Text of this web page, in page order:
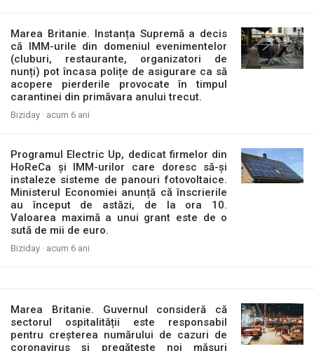
Marea Britanie. Instanța Supremă a decis
că IMM-urile din domeniul evenimentelor
(cluburi, restaurante, organizatori de
nunți) pot încasa polițe de asigurare ca să
acopere pierderile provocate în timpul
carantinei din primăvara anului trecut.
Biziday · acum 6 ani
Programul Electric Up, dedicat firmelor din
HoReCa și IMM-urilor care doresc să-și
instaleze sisteme de panouri fotovoltaice.
Ministerul Economiei anunță că înscrierile
au început de astăzi, de la ora 10.
Valoarea maximă a unui grant este de o
sută de mii de euro.
Biziday · acum 6 ani
Marea Britanie. Guvernul consideră că
sectorul ospitalității este responsabil
pentru creșterea numărului de cazuri de
coronavirus și pregătește noi măsuri